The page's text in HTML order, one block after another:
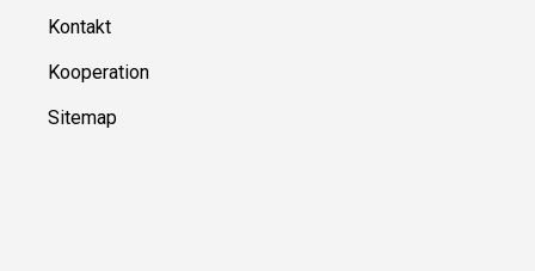
Kontakt
Kooperation
Sitemap